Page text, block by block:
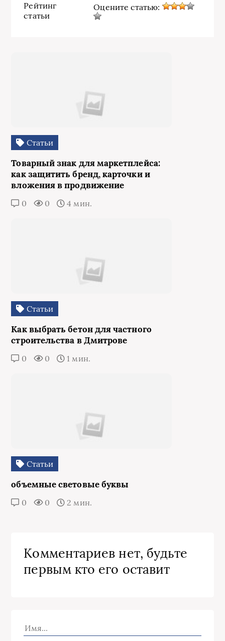
Рейтинг
статьи
Оцените статью:
Статьи
Товарный знак для маркетплейса:
как защитить бренд, карточки и
вложения в продвижение
0 0 4 мин.
Статьи
Как выбрать бетон для частного
строительства в Дмитрове
0 0 1 мин.
Статьи
объемные световые буквы
0 0 2 мин.
Комментариев нет, будьте
первым кто его оставит